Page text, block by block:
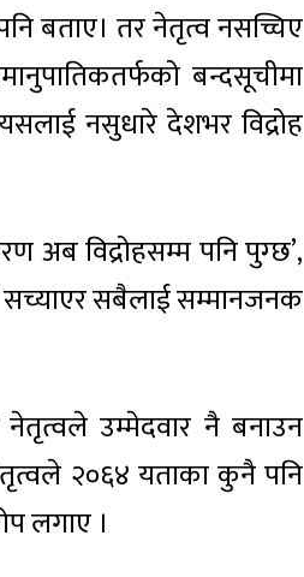
बताए। तर नेतृत्व नसच्चिए
बन्दसूचीमा
नसुधारे देशभर विद्रोह
अब विद्रोहसम्म पनि पुग्छ’,
सच्याएर सबैलाई सम्मानजनक
नेतृत्वले उम्मेदवार नै बनाउन
२०६४ यताका कुनै पनि
लगाए ।